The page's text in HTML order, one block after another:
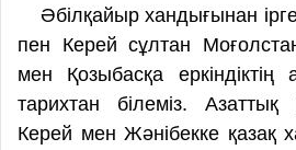
Әбілқайыр хандығынан
пен Керей сұлтан
мен Қозыбасқа еркіндіктің
тарихтан білеміз.
Керей мен Жәнібекке қазақ